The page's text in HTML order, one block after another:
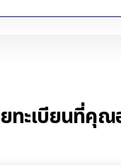
ทะเบียนที่คุณ